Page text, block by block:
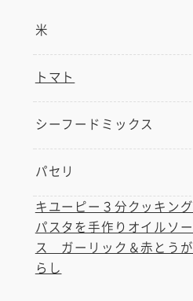
米
トマト
シーフードミックス
パセリ
キユーピー３分クッキング
パスタを手作りオイルソー
ス ガーリック＆赤とうが
らし